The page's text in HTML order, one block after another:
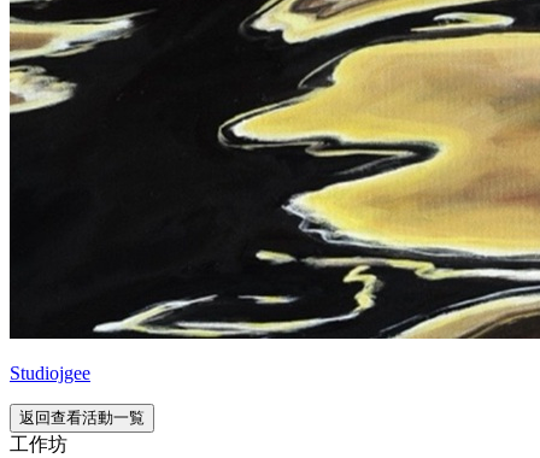
Studiojgee
返回查看活動一覧
工作坊